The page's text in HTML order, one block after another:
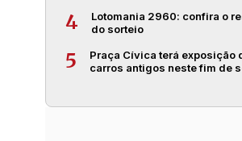
4
Lotomania 2960: confira o
do sorteio
5
Praça Cívica terá exposição
carros antigos neste fim de